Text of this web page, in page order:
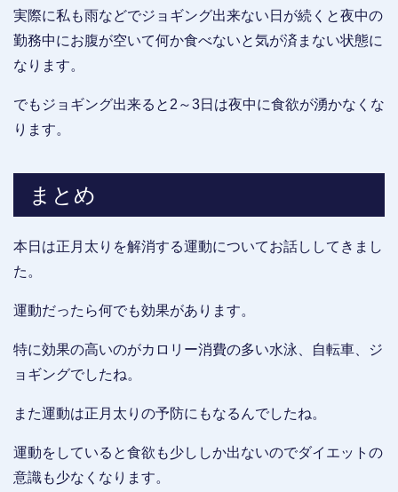
実際に私も雨などでジョギング出来ない日が続くと夜中の
勤務中にお腹が空いて何か食べないと気が済まない状態に
なります。
でもジョギング出来ると2～3日は夜中に食欲が湧かなくな
ります。
まとめ
本日は正月太りを解消する運動についてお話ししてきまし
た。
運動だったら何でも効果があります。
特に効果の高いのがカロリー消費の多い水泳、自転車、ジ
ョギングでしたね。
また運動は正月太りの予防にもなるんでしたね。
運動をしていると食欲も少ししか出ないのでダイエットの
意識も少なくなります。